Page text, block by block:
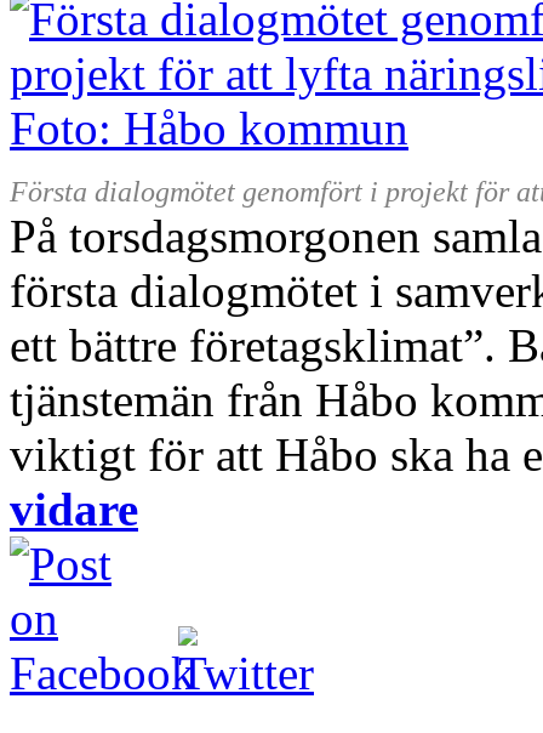
Första dialogmötet genomfört i projekt för
På torsdagsmorgonen
första dialogmötet i
ett bättre företagsklimat”.
tjänstemän från Håbo
viktigt för att Håbo ska ha
vidare